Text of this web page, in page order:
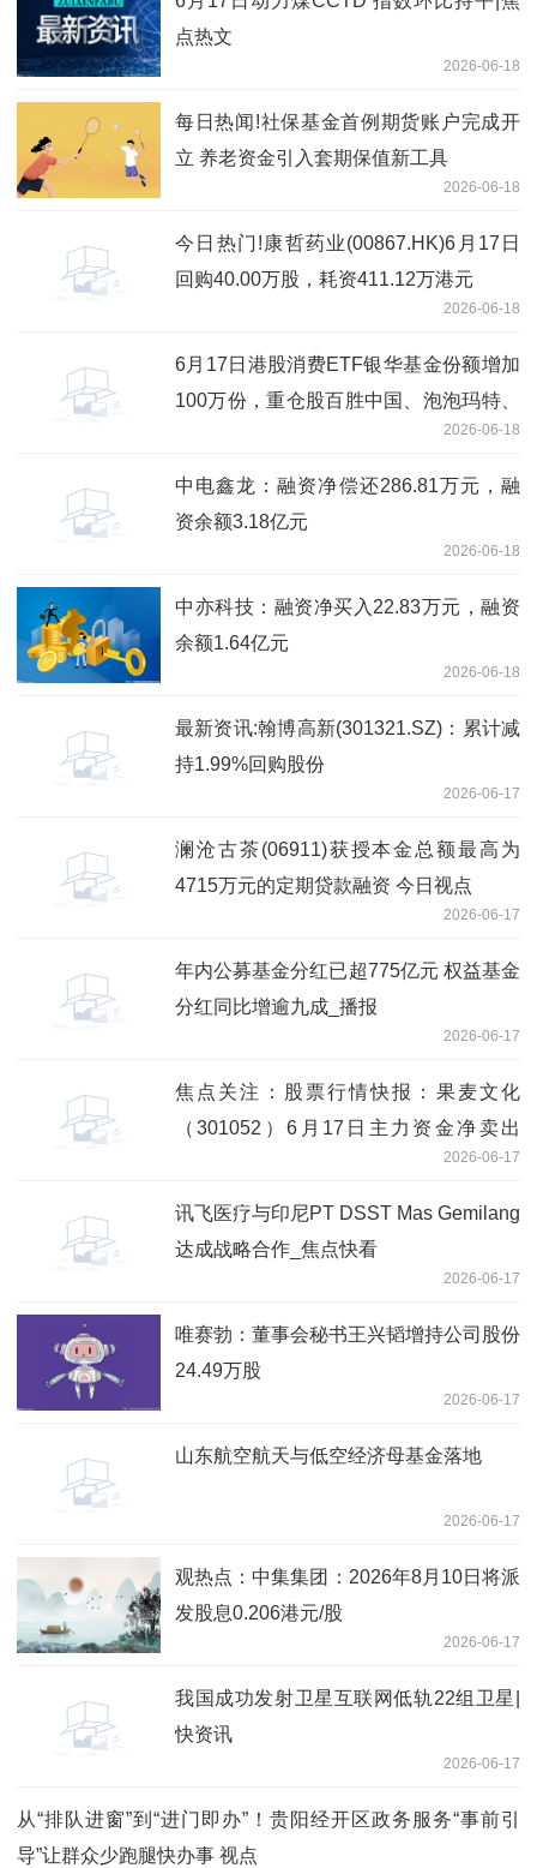
点热文
2026-06-18
每日热闻!社保基金首例期货账户完成开
立 养老资金引入套期保值新工具
2026-06-18
今日热门!康哲药业(00867.HK)6月17日
回购40.00万股，耗资411.12万港元
2026-06-18
6月17日港股消费ETF银华基金份额增加
100万份，重仓股百胜中国、泡泡玛特、
2026-06-18
中电鑫龙：融资净偿还286.81万元，融
资余额3.18亿元
2026-06-18
中亦科技：融资净买入22.83万元，融资
余额1.64亿元
2026-06-18
最新资讯:翰博高新(301321.SZ)：累计减
持1.99%回购股份
2026-06-17
澜沧古茶(06911)获授本金总额最高为
4715万元的定期贷款融资 今日视点
2026-06-17
年内公募基金分红已超775亿元 权益基金
分红同比增逾九成_播报
2026-06-17
焦点关注：股票行情快报：果麦文化
（301052）6月17日主力资金净卖出
2026-06-17
讯飞医疗与印尼PT DSST Mas Gemilang
达成战略合作_焦点快看
2026-06-17
唯赛勃：董事会秘书王兴韬增持公司股份
24.49万股
2026-06-17
山东航空航天与低空经济母基金落地
2026-06-17
观热点：中集集团：2026年8月10日将派
发股息0.206港元/股
2026-06-17
我国成功发射卫星互联网低轨22组卫星|
快资讯
2026-06-17
从“排队进窗”到“进门即办”！贵阳经开区政务服务“事前引
导”让群众少跑腿快办事 视点